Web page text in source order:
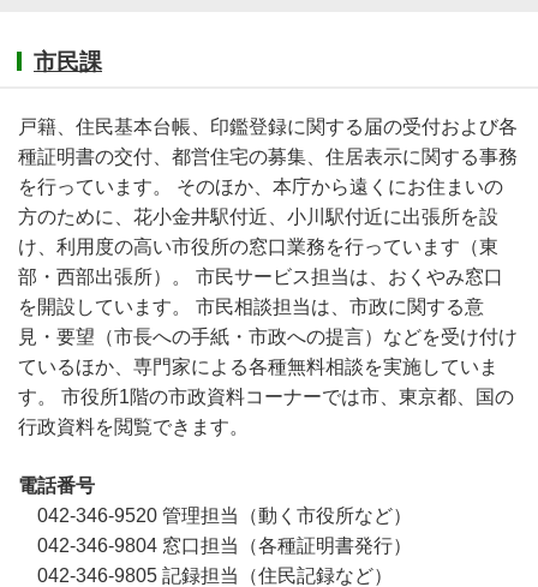
市民課
戸籍、住民基本台帳、印鑑登録に関する届の受付および各
種証明書の交付、都営住宅の募集、住居表示に関する事務
を行っています。 そのほか、本庁から遠くにお住まいの
方のために、花小金井駅付近、小川駅付近に出張所を設
け、利用度の高い市役所の窓口業務を行っています（東
部・西部出張所）。 市民サービス担当は、おくやみ窓口
を開設しています。 市民相談担当は、市政に関する意
見・要望（市長への手紙・市政への提言）などを受け付け
ているほか、専門家による各種無料相談を実施していま
す。 市役所1階の市政資料コーナーでは市、東京都、国の
行政資料を閲覧できます。
電話番号
042-346-9520 管理担当（動く市役所など）
042-346-9804 窓口担当（各種証明書発行）
042-346-9805 記録担当（住民記録など）